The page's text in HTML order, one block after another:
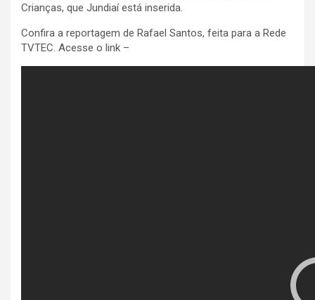
Crianças, que Jundiaí está inserida.
Confira a reportagem de Rafael Santos, feita para a Rede
TVTEC. Acesse o link –